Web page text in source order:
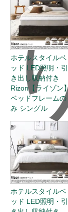
ホテルスタイルベ
ッド LED照明・引
き出し収納付き
Rizon【ライゾン】
ベッドフレームの
み シングル
ホテルスタイルベ
ッド LED照明・引